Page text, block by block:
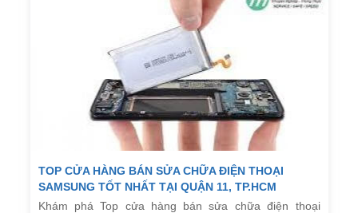
TOP CỬA HÀNG BÁN SỬA CHỮA ĐIỆN THOẠI
SAMSUNG TỐT NHẤT TẠI QUẬN 11, TP.HCM
Khám phá Top cửa hàng bán sửa chữa điện thoại